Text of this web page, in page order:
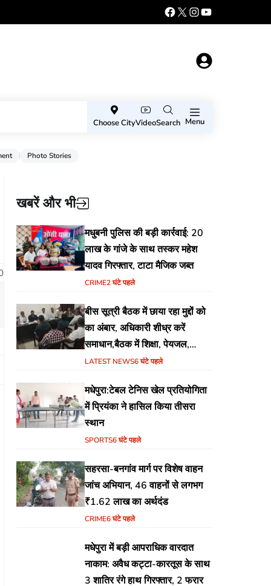
Choose CityVideoSearch Menu
Photo Stories
खबरें और भी
मधुबनी पुलिस की बड़ी कार्रवाई: 20
लाख के गांजे के साथ तस्कर महेश
यादव गिरफ्तार, टाटा मैजिक जब्त
CRIME2 घंटे पहले
बीस सूत्री बैठक में छाया रहा मुद्दों को
का अंबार, अधिकारी शीध्र करें
समाधान,बैठक में शिक्षा, पेयजल,
जलजमाव,आवास ,व किसानों के
LATEST NEWS6 घंटे पहले
मधेपुरा:टेबल टेनिस खेल प्रतियोगिता
में प्रियंका ने हासिल किया तीसरा
स्थान
SPORTS6 घंटे पहले
सहरसा-बनगांव मार्ग पर विशेष वाहन
जांच अभियान, 46 वाहनों से लगभग
₹1.62 लाख का अर्थदंड
CRIME6 घंटे पहले
मधेपुरा में बड़ी आपराधिक वारदात
नाकाम: अवैध कट्टा-कारतूस के साथ
3 शातिर रंगे हाथ गिरफ्तार, 2 फरार